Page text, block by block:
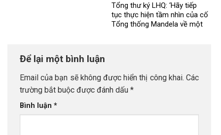
Tổng thư ký LHQ: ‘Hãy tiếp
tục thực hiện tầm nhìn của cố
Tổng thống Mandela về một
Để lại một bình luận
Email của bạn sẽ không được hiển thị công khai. Các
trường bắt buộc được đánh dấu *
Bình luận *